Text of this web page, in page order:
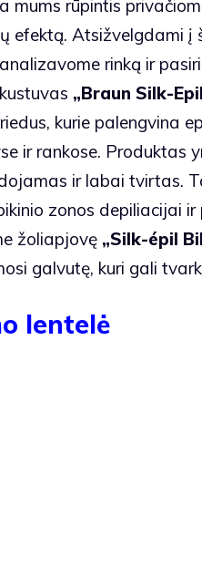
mums rūpintis
efektą. Atsižvelgdami
rinką ir
„Braun Silk-
kurie palengvina
ir rankose. Produktas
ir labai tvirtas.
zonos depiliacijai
žoliapjovę „Silk-épil
galvutę, kuri gali
lentelė